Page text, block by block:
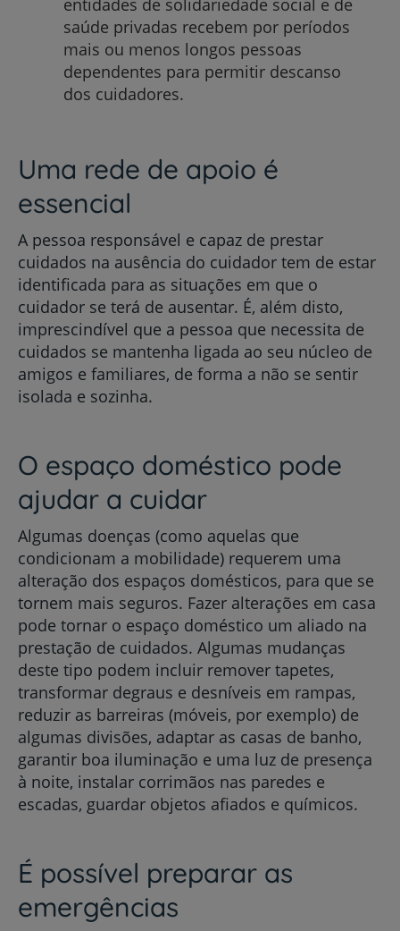
saúde privadas recebem por períodos
mais ou menos longos pessoas
dependentes para permitir descanso
dos cuidadores.
Uma rede de apoio é
essencial
A pessoa responsável e capaz de prestar
cuidados na ausência do cuidador tem de estar
identificada para as situações em que o
cuidador se terá de ausentar. É, além disto,
imprescindível que a pessoa que necessita de
cuidados se mantenha ligada ao seu núcleo de
amigos e familiares, de forma a não se sentir
isolada e sozinha.
O espaço doméstico pode
ajudar a cuidar
Algumas doenças (como aquelas que
condicionam a mobilidade) requerem uma
alteração dos espaços domésticos, para que se
tornem mais seguros. Fazer alterações em casa
pode tornar o espaço doméstico um aliado na
prestação de cuidados. Algumas mudanças
deste tipo podem incluir remover tapetes,
transformar degraus e desníveis em rampas,
reduzir as barreiras (móveis, por exemplo) de
algumas divisões, adaptar as casas de banho,
garantir boa iluminação e uma luz de presença
à noite, instalar corrimãos nas paredes e
escadas, guardar objetos afiados e químicos.
É possível preparar as
emergências